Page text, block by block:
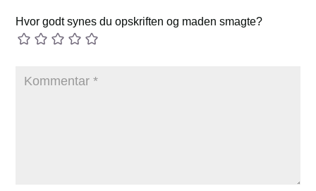
Hvor godt synes du opskriften og maden smagte?